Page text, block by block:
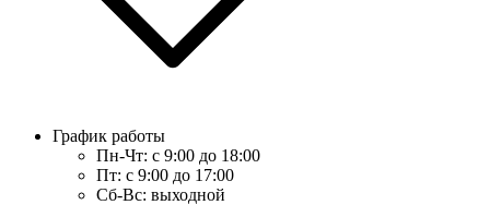
График работы
Пн-Чт: с 9:00 до 18:00
Пт: с 9:00 до 17:00
Сб-Вс: выходной